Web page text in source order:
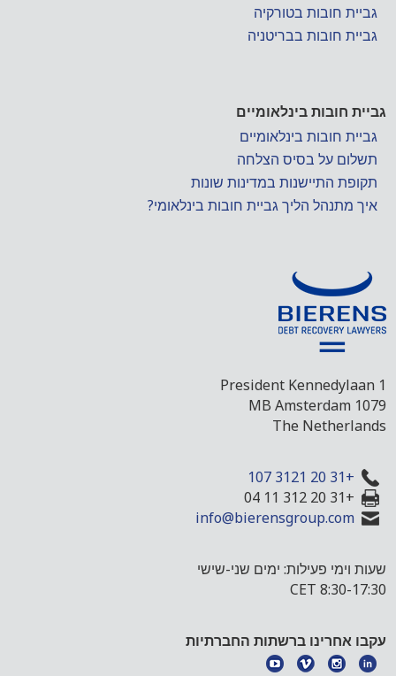
גביית חובות בטורקיה
גביית חובות בבריטניה
גביית חובות בינלאומיים
גביית חובות בינלאומיים
תשלום על בסיס הצלחה
תקופת התיישנות במדינות שונות
איך מתנהל הליך גביית חובות בינלאומי?
President Kennedylaan 1
1079 MB Amsterdam
The Netherlands
+31 20 3121 107
+31 20 312 11 04
info@bierensgroup.com
שעות וימי פעילות: ימים שני-שישי
8:30-17:30 CET
עקבו אחרינו ברשתות החברתיות